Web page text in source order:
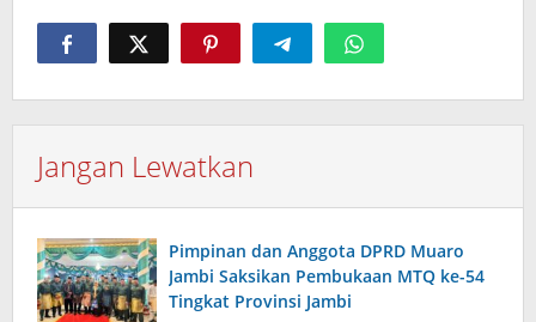
Jangan Lewatkan
Pimpinan dan Anggota DPRD Muaro
Jambi Saksikan Pembukaan MTQ ke-54
Tingkat Provinsi Jambi